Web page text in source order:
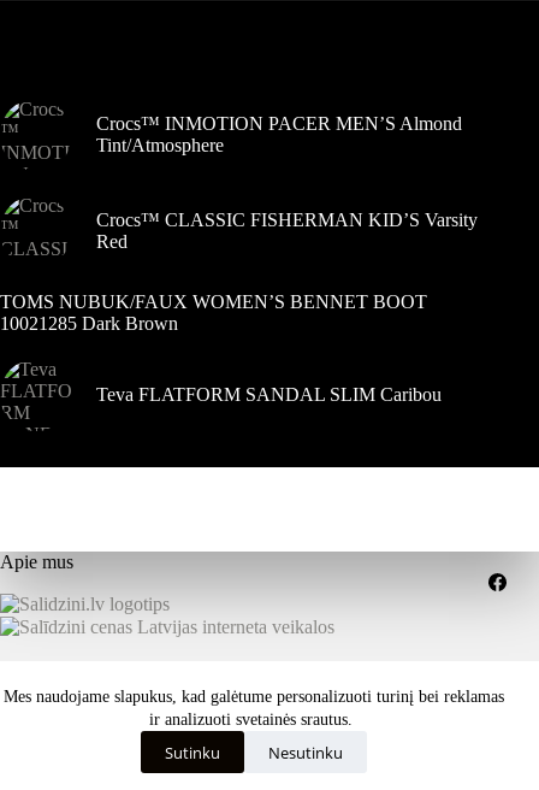
Mes naudojame slapukus, kad galėtume personalizuoti turinį bei reklamas
ir analizuoti svetainės srautus.
Sutinku Nesutinku
Crocs™ INMOTION PACER MEN’S Almond
Tint/Atmosphere
Crocs™ CLASSIC FISHERMAN KID’S Varsity
Red
TOMS NUBUK/FAUX WOMEN’S BENNET BOOT
10021285 Dark Brown
Teva FLATFORM SANDAL SLIM Caribou
Apie mus
Paslaugų teikimo sąlygos
Privatumo politika
Kaip išsirinkti tinkamą dydį ar savybes?
Visos teisės saugomos © 2026 dekastar.lt - Skandinaviškas
požiūris į oro sąlygas - dizainasISK - internetinių svetainių